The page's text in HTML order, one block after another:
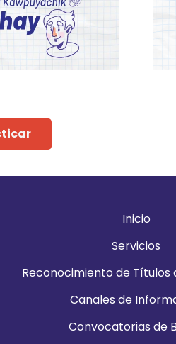
Inicio
Servicios
Reconocimiento de Títulos
Canales de
Convocatorias de